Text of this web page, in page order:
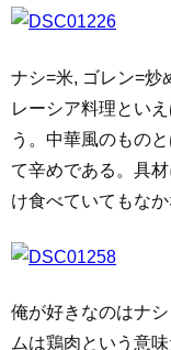
ナシ=米, ゴレン=炒
レーシア料理とい
う。中華風のもの
て辛めである。具
け食べていてもなか
俺が好きなのはナ
ムは鶏肉という意